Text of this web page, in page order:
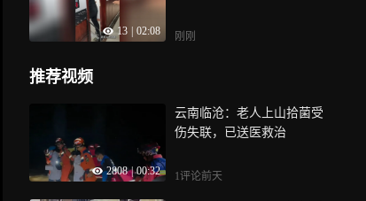
13 02:08 刚刚
推荐视频
2808 | 00:32
云南临沧：老人上山拾菌受
伤失联，已送医救治
1评论前天